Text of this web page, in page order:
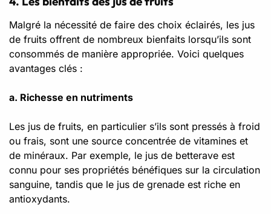
Malgré la nécessité de faire des choix éclairés, les jus
de fruits offrent de nombreux bienfaits lorsqu’ils sont
consommés de manière appropriée. Voici quelques
avantages clés :
a. Richesse en nutriments
Les jus de fruits, en particulier s’ils sont pressés à froid
ou frais, sont une source concentrée de vitamines et
de minéraux. Par exemple, le jus de betterave est
connu pour ses propriétés bénéfiques sur la circulation
sanguine, tandis que le jus de grenade est riche en
antioxydants.